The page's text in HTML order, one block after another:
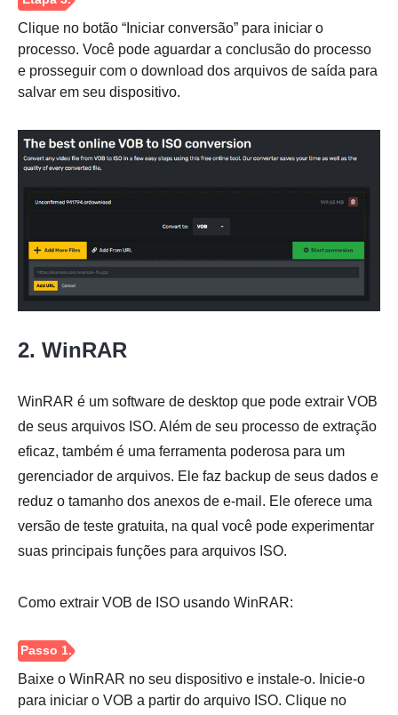
Passo 2.
Etapa 3.
Clique no botão “Iniciar conversão” para iniciar o
processo. Você pode aguardar a conclusão do processo
e prosseguir com o download dos arquivos de saída para
salvar em seu dispositivo.
2. WinRAR
WinRAR é um software de desktop que pode extrair VOB
de seus arquivos ISO. Além de seu processo de extração
eficaz, também é uma ferramenta poderosa para um
gerenciador de arquivos. Ele faz backup de seus dados e
reduz o tamanho dos anexos de e-mail. Ele oferece uma
versão de teste gratuita, na qual você pode experimentar
suas principais funções para arquivos ISO.
Como extrair VOB de ISO usando WinRAR:
Baixe o WinRAR no seu dispositivo e instale-o. Inicie-o
para iniciar o VOB a partir do arquivo ISO. Clique no